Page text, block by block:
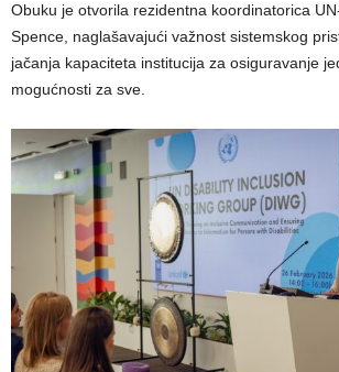
Obuku je otvorila rezidentna koordinatorica
Spence, naglašavajući važnost sistemskog
jačanja kapaciteta institucija za osiguravanje
mogućnosti za sve.